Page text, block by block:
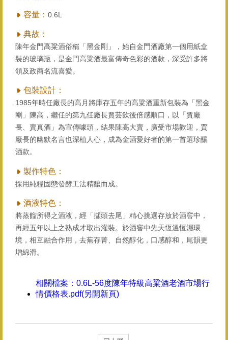
容量： 0.6L
典故：
陳年金門高粱酒俗稱「黑金剛」，始自金門酒廠第一個用紙盒
裝的玻璃瓶，是金門高粱酒最富傳奇色彩的酒款，深受許多將
領及政商名流喜愛。
包裝設計：
1985年時任廠長的高月將庫存五年的高粱酒重新包裝為「黑金
剛」陳高，繼任的第九任廠長賈芸飲後倍感順口，以「賈廠
長、賣真酒」為宣傳噱頭，結果陳高大賣，廣受市場歡迎，賈
廠長的幽默名言也深植人心，成為金酒愛好者的第一首選珍釀
酒款。
製作特色：
採用純糧固態發酵工法精釀而成。
酒液特色：
將蒸餾所得之酒液，經「擷頭去尾」精心挑選存放於酒窖中，
再經五年以上之熟成才取出灌裝。於酒窖中先天恆溫恆濕環
境，相互融合作用，去蕪存菁、自然醇化，口感醇和，尾韻更
增綿滑。
相關檔案： 0.6L-56度陳年特級高粱酒老酒市場行
情價格表.pdf(另開新頁)